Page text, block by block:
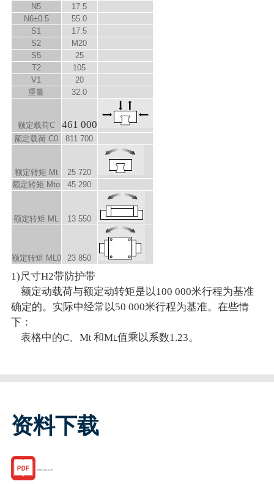
N5
17.5
N6±0.5
55.0
S1
17.5
S2
M20
S5
25
T2
105
V1
20
重量
32.0
额定载荷C 461 000
额定载荷 C0 811 700
额定转矩 Mt
25 720
额定转矩 Mto 45 290
额定转矩 M L 13 550
额定转矩 M L0 23 850
1)尺寸H2带防护带
额定动载荷与额定动转矩是以100 000米行程为基准
确定的。实际中经常以50 000米行程为基准。在些情
下：
表格中的C、Mt 和ML值乘以系数1.23。
资料下载
R186123210.pdf